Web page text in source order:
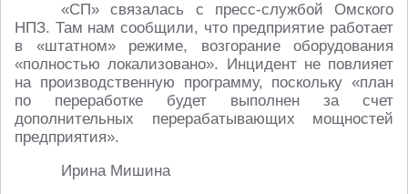
«СП» связалась с пресс-службой Омского
НПЗ. Там нам сообщили, что предприятие работает
в «штатном» режиме, возгорание оборудования
«полностью локализовано». Инцидент не повлияет
на производственную программу, поскольку «план
по переработке будет выполнен за счет
дополнительных перерабатывающих мощностей
предприятия».
Ирина Мишина